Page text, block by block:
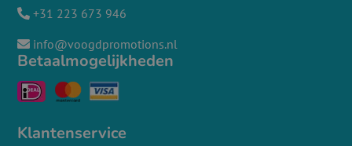
+31 223 673 946
info@voogdpromotions.nl
Betaalmogelijkheden
Klantenservice